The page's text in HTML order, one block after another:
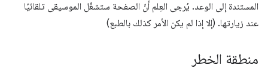
المستندة إلى الوعد. يُرجى العِلم أنّ الصفحة ستشغّل الموسيقى تلقائيًا
عند زيارتها. (إلا إذا لم يكن الأمر كذلك بالطبع)
منطقة الخطر